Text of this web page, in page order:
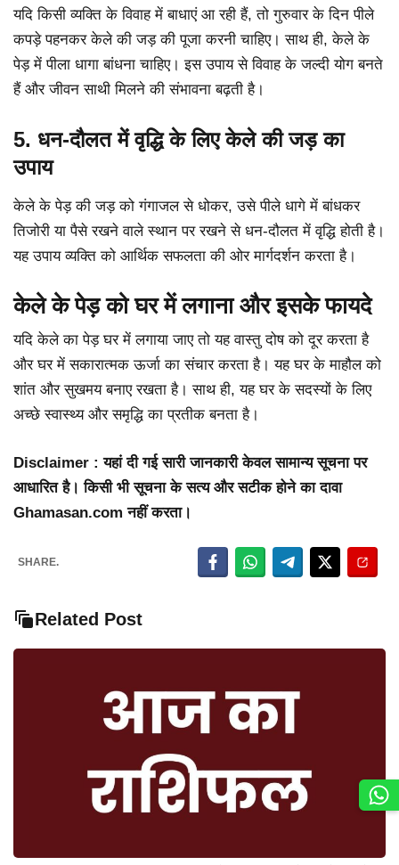
यदि किसी व्यक्ति के विवाह में बाधाएं आ रही हैं, तो गुरुवार के दिन पीले
कपड़े पहनकर केले की जड़ की पूजा करनी चाहिए। साथ ही, केले के
पेड़ में पीला धागा बांधना चाहिए। इस उपाय से विवाह के जल्दी योग बनते
हैं और जीवन साथी मिलने की संभावना बढ़ती है।
5. धन-दौलत में वृद्धि के लिए केले की जड़ का
उपाय
केले के पेड़ की जड़ को गंगाजल से धोकर, उसे पीले धागे में बांधकर
तिजोरी या पैसे रखने वाले स्थान पर रखने से धन-दौलत में वृद्धि होती है।
यह उपाय व्यक्ति को आर्थिक सफलता की ओर मार्गदर्शन करता है।
केले के पेड़ को घर में लगाना और इसके फायदे
यदि केले का पेड़ घर में लगाया जाए तो यह वास्तु दोष को दूर करता है
और घर में सकारात्मक ऊर्जा का संचार करता है। यह घर के माहौल को
शांत और सुखमय बनाए रखता है। साथ ही, यह घर के सदस्यों के लिए
अच्छे स्वास्थ्य और समृद्धि का प्रतीक बनता है।
Disclaimer : यहां दी गई सारी जानकारी केवल सामान्य सूचना पर
आधारित है। किसी भी सूचना के सत्य और सटीक होने का दावा
Ghamasan.com नहीं करता।
SHARE.
Related Post